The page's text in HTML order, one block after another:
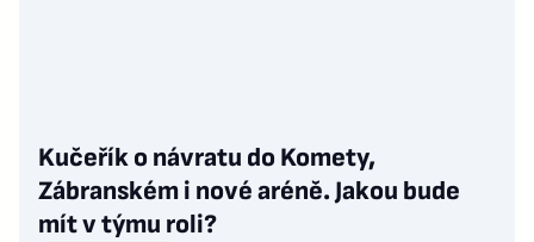
Kučeřík o návratu do Komety,
Zábranském i nové aréně. Jakou bude
mít v týmu roli?